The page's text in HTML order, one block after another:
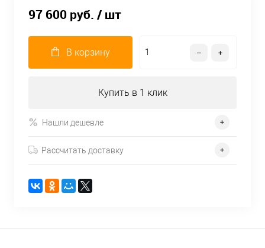
97 600 руб. / шт
В корзину
Купить в 1 клик
Нашли дешевле
Рассчитать доставку